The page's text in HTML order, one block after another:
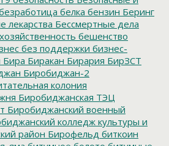
белка бензин Беринг
лекарства Бессмертные дела
бешенство
без поддержки бизнес-
Бира Биракан Бирария БирЗСТ
Биробиджан-2
колония
Биробиджанская ТЭЦ
Биробиджанский военный
колледж культуры и
район Бирофельд биткоин